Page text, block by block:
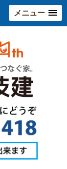
メニュー